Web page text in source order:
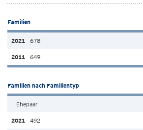
Familien
678
649
Familien nach Familientyp
Ehepaar
492